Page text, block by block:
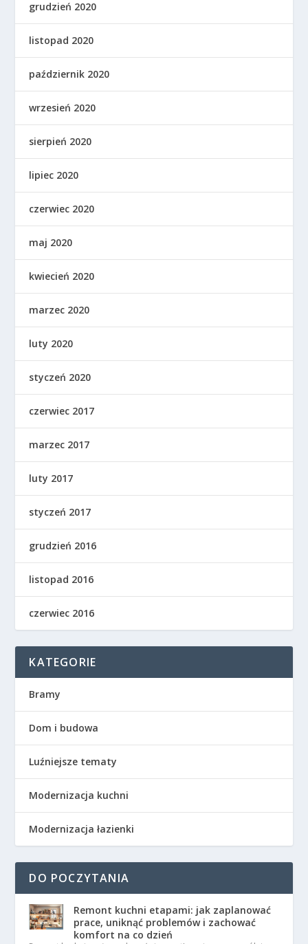
grudzień 2020
listopad 2020
październik 2020
wrzesień 2020
sierpień 2020
lipiec 2020
czerwiec 2020
maj 2020
kwiecień 2020
marzec 2020
luty 2020
styczeń 2020
czerwiec 2017
marzec 2017
luty 2017
styczeń 2017
grudzień 2016
listopad 2016
czerwiec 2016
KATEGORIE
Bramy
Dom i budowa
Luźniejsze tematy
Modernizacja kuchni
Modernizacja łazienki
DO POCZYTANIA
Remont kuchni etapami: jak zaplanować
prace, uniknąć problemów i zachować
komfort na co dzień